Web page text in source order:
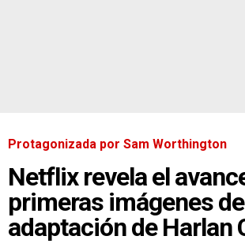
Protagonizada por Sam Worthington
Netflix revela el
primeras imágenes
adaptación de Harlan